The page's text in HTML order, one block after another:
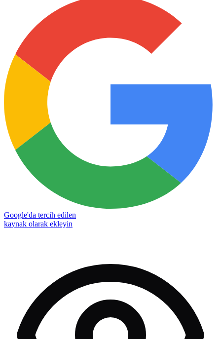
Google'da tercih edilen
kaynak olarak ekleyin